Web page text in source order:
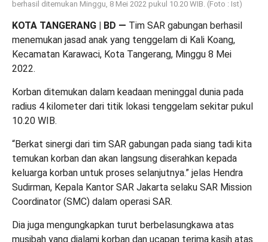
berhasil ditemukan Minggu, 8 Mei 2022 pukul 10.20 WIB. (Foto : Ist)
KOTA TANGERANG | BD — Tim SAR gabungan berhasil
menemukan jasad anak yang tenggelam di Kali Koang,
Kecamatan Karawaci, Kota Tangerang, Minggu 8 Mei
2022.
Korban ditemukan dalam keadaan meninggal dunia pada
radius 4 kilometer dari titik lokasi tenggelam sekitar pukul
10.20 WIB.
“Berkat sinergi dari tim SAR gabungan pada siang tadi kita
temukan korban dan akan langsung diserahkan kepada
keluarga korban untuk proses selanjutnya.” jelas Hendra
Sudirman, Kepala Kantor SAR Jakarta selaku SAR Mission
Coordinator (SMC) dalam operasi SAR.
Dia juga mengungkapkan turut berbelasungkawa atas
musibah yang dialami korban dan ucapan terima kasih atas